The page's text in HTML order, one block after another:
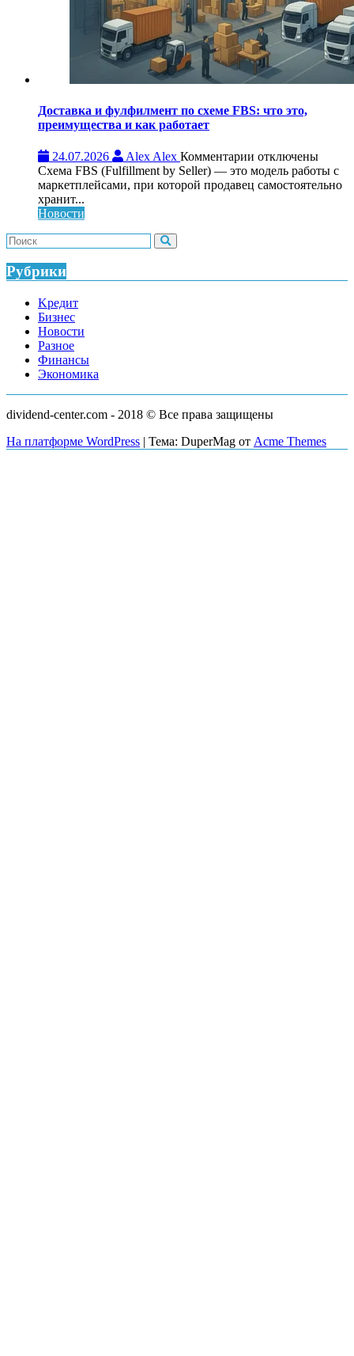
Доставка и фулфилмент по схеме FBS: что это,
преимущества и как работает
24.07.2026 Alex Alex Комментарии к
записи
Доставка
это,
отключены
Схема FBS (Fulfillment by Seller) — это модель работы с
маркетплейсами, при которой продавец самостоятельно
хранит...
Новости
Рубрики
Kредит
Бизнес
Новости
Разное
Финансы
Экономика
dividend-center.com - 2018 © Все права защищены
На платформе WordPress | Тема: DuperMag от Acme Themes